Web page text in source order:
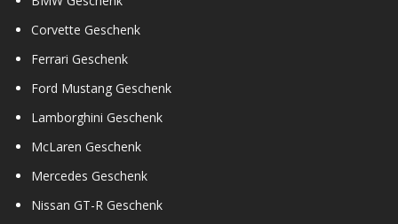
Corvette Geschenk
Ferrari Geschenk
Ford Mustang Geschenk
Lamborghini Geschenk
McLaren Geschenk
Mercedes Geschenk
Nissan GT-R Geschenk